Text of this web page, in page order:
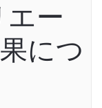
エー
につ